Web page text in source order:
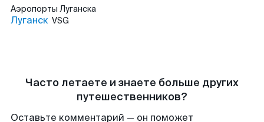
Аэропорты Луганска
Луганск VSG
Часто летаете и знаете больше других
путешественников?
Оставьте комментарий — он поможет